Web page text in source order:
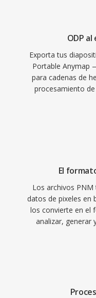
ODP
Exporta tus
Portable Anymap
para cadenas de
procesamiento
El
Los archivos
datos de pixeles en
los convierte en el
analizar, generar